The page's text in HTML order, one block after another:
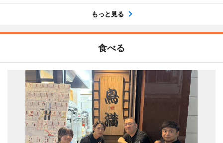
もっと見る
食べる